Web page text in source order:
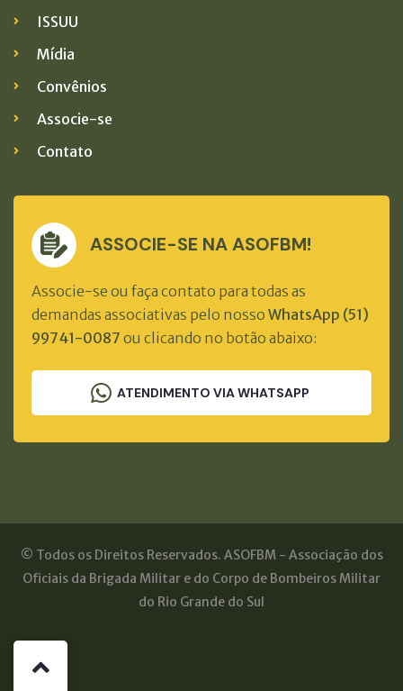
ISSUU
Mídia
Convênios
Associe-se
Contato
ASSOCIE-SE NA ASOFBM!
Associe-se ou faça contato para todas as
demandas associativas pelo nosso WhatsApp (51)
99741-0087 ou clicando no botão abaixo:
ATENDIMENTO VIA WHATSAPP
© Todos os Direitos Reservados. ASOFBM - Associação dos
Oficiais da Brigada Militar e do Corpo de Bombeiros Militar
do Rio Grande do Sul